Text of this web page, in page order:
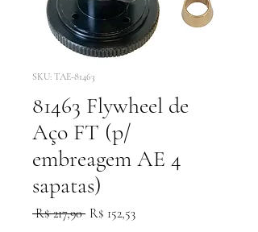
SKU: TAE-81463
81463 Flywheel de
Aço FT (p/
embreagem AE 4
sapatas)
R$ 217,90 Preço
R$ 152,53Preço